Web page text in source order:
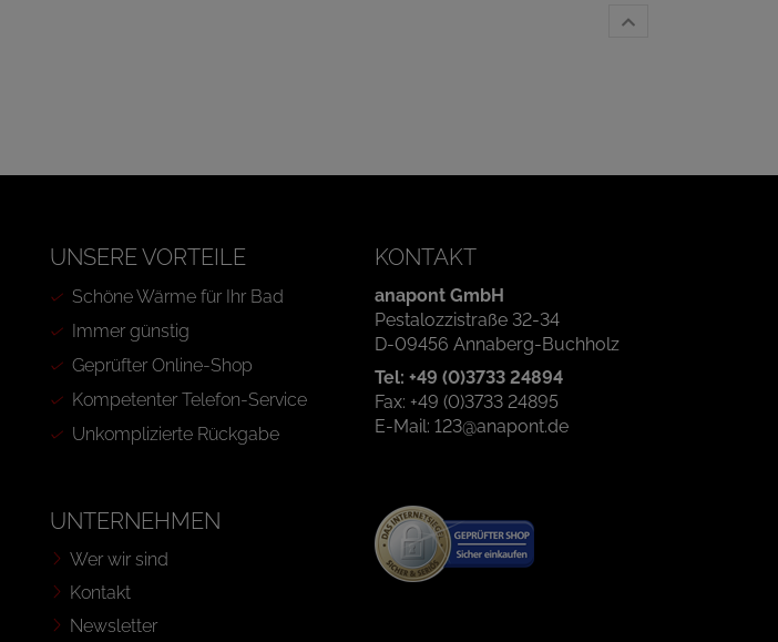
UNSERE VORTEILE
Schöne Wärme für Ihr Bad
Immer günstig
Geprüfter Online-Shop
Kompetenter Telefon-Service
Unkomplizierte Rückgabe
KONTAKT
anapont GmbH
Pestalozzistraße 32-34
D-09456 Annaberg-Buchholz
Tel: +49 (0)3733 24894
Fax: +49 (0)3733 24895
E-Mail: 123@anapont.de
UNTERNEHMEN
Wer wir sind
Kontakt
Newsletter